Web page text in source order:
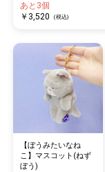
あと3個
￥3,520
(税込)
【ぼうみたいなね
こ】マスコット(ねず
ぼう)